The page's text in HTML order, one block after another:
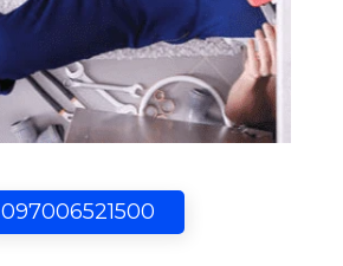
097006521500